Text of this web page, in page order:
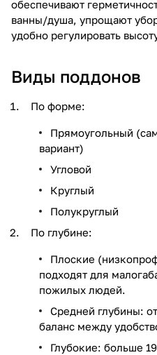
обеспечивают
ванны/душа, упрощают
удобно регулировать
Виды поддонов
По форме:
Прямоугольный
вариант)
Угловой
Круглый
Полукруглый
По глубине:
Плоские
подходят для
пожилых людей.
Средней глубины:
баланс между
Глубокие: больше